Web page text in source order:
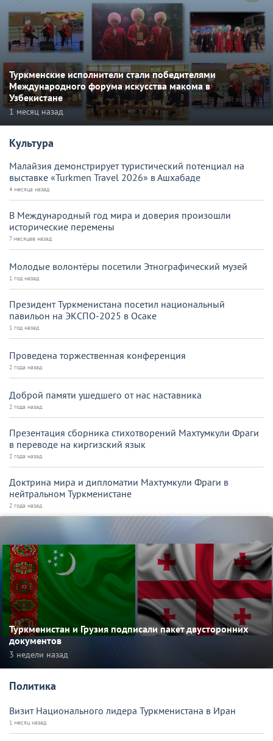
Туркменские исполнители стали победителями
Международного форума искусства макома в
Узбекистане
1 месяц назад
Культура
Малайзия демонстрирует туристический потенциал на
выставке «Turkmen Travel 2026» в Ашхабаде
4 месяца назад
В Международный год мира и доверия произошли
исторические перемены
7 месяцев назад
Молодые волонтёры посетили Этнографический музей
1 год назад
Президент Туркменистана посетил национальный
павильон на ЭКСПО-2025 в Осаке
1 год назад
Проведена торжественная конференция
2 года назад
Доброй памяти ушедшего от нас наставника
2 года назад
Презентация сборника стихотворений Махтумкули Фраги
в переводе на киргизский язык
2 года назад
Доктрина мира и дипломатии Махтумкули Фраги в
нейтральном Туркменистане
2 года назад
Туркменистан и Грузия подписали пакет двусторонних
документов
3 недели назад
Политика
Визит Национального лидера Туркменистана в Иран
1 месяц назад